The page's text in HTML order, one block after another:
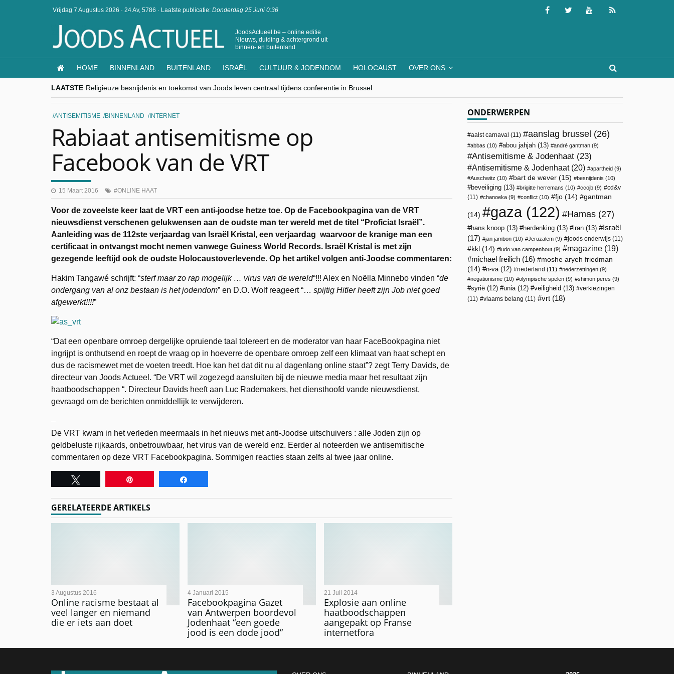
Vrijdag 7 Augustus 2026 · 24 Av, 5786 · Laatste publicatie: Donderdag 25 Juni 0:36
JoodsActueel.be – online editie
Nieuws, duiding & achtergrond uit
binnen- en buitenland
HOME BINNENLAND BUITENLAND ISRAËL CULTUUR & JODENDOM HOLOCAUST OVER ONS
LAATSTE Religieuze besnijdenis en toekomst van Joods leven centraal tijdens conferentie in Brussel
“Besnijdenisdebat toont hoe moeilijk seculiere Westen minderheden begrijpt”, Jinnih Beels (Vooruit)
CITYTRIP | ROEMENIË – Boekarest: de verrassing van Oost-Europa
“Vandaag zit elke Jood in België op de beklaagdenbank”
ANTISEMITISME BINNENLAND INTERNET
Rabiaat antisemitisme op
Facebook van de VRT
15 Maart 2016 ONLINE HAAT
Voor de zoveelste keer laat de VRT een anti-joodse hetze toe. Op de Facebookpagina van de VRT
nieuwsdienst verschenen gelukwensen aan de oudste man ter wereld met de titel “Proficiat Israël”.
Aanleiding was de 112ste verjaardag van Israël Kristal, een verjaardag waarvoor de kranige man een
certificaat in ontvangst mocht nemen vanwege Guiness World Records. Israël Kristal is met zijn
gezegende leeftijd ook de oudste Holocaustoverlevende. Op het artikel volgen anti-Joodse commentaren:
Hakim Tangawé schrijft: “sterf maar zo rap mogelijk … virus van de wereld“!!! Alex en Noëlla Minnebo vinden “de
ondergang van al onz bestaan is het jodendom” en D.O. Wolf reageert “… spijtig Hitler heeft zijn Job niet goed
afgewerkt!!!!”
“Dat een openbare omroep dergelijke opruiende taal tolereert en de moderator van haar FaceBookpagina niet
ingrijpt is onthutsend en roept de vraag op in hoeverre de openbare omroep zelf een klimaat van haat schept en
dus de racismewet met de voeten treedt. Hoe kan het dat dit nu al dagenlang online staat”? zegt Terry Davids, de
directeur van Joods Actueel. “De VRT wil zogezegd aansluiten bij de nieuwe media maar het resultaat zijn
haatboodschappen “. Directeur Davids heeft aan Luc Rademakers, het diensthoofd vande nieuwsdienst,
gevraagd om de berichten onmiddellijk te verwijderen.
De VRT kwam in het verleden meermaals in het nieuws met anti-Joodse uitschuivers : alle Joden zijn op
geldbeluste rijkaards, onbetrouwbaar, het virus van de wereld enz. Eerder al noteerden we antisemitische
commentaren op deze VRT Facebookpagina. Sommigen reacties staan zelfs al twee jaar online.
GERELATEERDE ARTIKELS
Online racisme bestaat al
veel langer en niemand
die er iets aan doet
3 Augustus 2016
Facebookpagina Gazet
van Antwerpen boordevol
Jodenhaat “een goede
jood is een dode jood”
4 Januari 2015
Explosie aan online
haatboodschappen
aangepakt op Franse
internetfora
21 Juli 2014
ONDERWERPEN
aalst carnaval (11) aanslag brussel (26)
abbas (10) abou jahjah (13) andré gantman (9)
Antisemitisme & Jodenhaat (23)
Antisemitisme & Jodenhaat(20) apartheid (9)
Auschwitz (10) bart de wever (15) besnijdenis (10)
beveiliging (13) brigitte herremans (10) ccojb (9)
cd&v
(11)
chanoeka (9) conflict (10) fjo (14) gantman
(14) gaza(122) Hamas (27)
hans knoop (13) herdenking (13) iran (13)
Israël
(17)
jan jambon (10) Jeruzalem (9) joods onderwijs (11)
kkl (14) ludo van campenhout (9) magazine (19)
michael freilich (16)
moshe aryeh friedman
(14)
n-va(12) nederland (11) nederzettingen (9)
negationisme (10) olympische spelen (9) shimon peres (9)
syrië (12) unia(12) veiligheid (13)
verkiezingen
(11)
vlaams belang (11) vrt (18)